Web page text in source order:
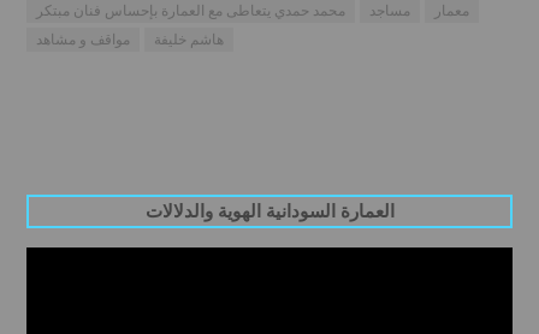
محمد حمدي يتعاطى مع العمارة بإحساس فنان مبتكر
مساجد
معمار
مواقف و مشاهد
هاشم خليفة
العمارة السودانية الهوية والدلالات